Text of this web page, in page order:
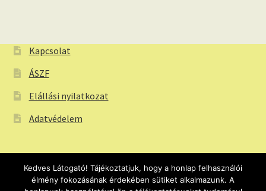
Kapcsolat
ÁSZF
Elállási nyilatkozat
Adatvédelem
Kedves Látogató! Tájékoztatjuk, hogy a honlap felhasználói
élmény fokozásának érdekében sütiket alkalmazunk. A